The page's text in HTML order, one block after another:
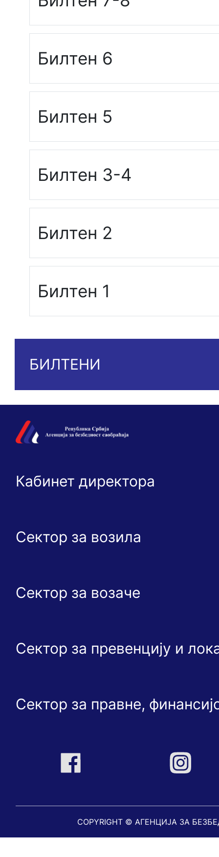
Билтен 6
Билтен 5
Билтен 3-4
Билтен 2
Билтен 1
БИЛТЕНИ
Кабинет директора
Сектор за возила
Сектор за возаче
Сектор за превенцију и
Сектор за правне,
COPYRIGHT © АГЕНЦИЈА ЗА